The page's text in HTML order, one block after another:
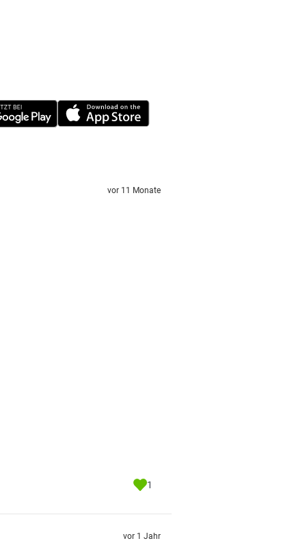
vor 11 Monate
1
vor 1 Jahr